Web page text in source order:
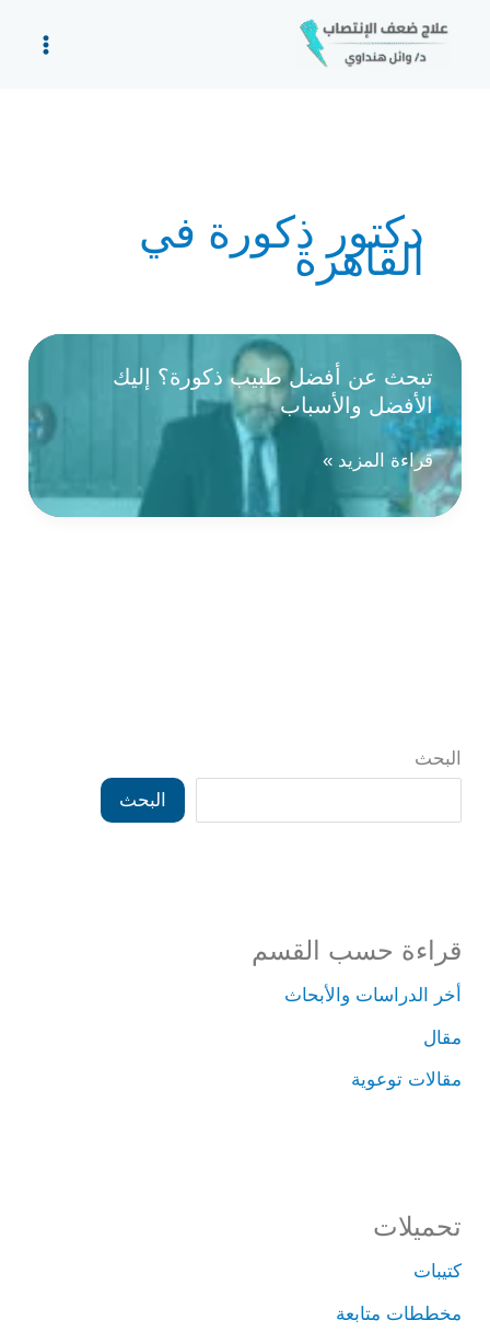
دكتور ذكورة في
القاهرة
تبحث عن أفضل طبيب ذكورة؟ إليك
الأفضل والأسباب
تبحث
عن
أفضل
قراءة المزيد »
البحث
البحث
قراءة حسب القسم
أخر الدراسات والأبحاث
مقال
مقالات توعوية
تحميلات
كتيبات
مخططات متابعة